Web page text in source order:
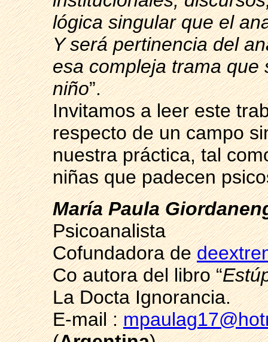
lógica singular que el
Y será pertinencia del
esa compleja trama
niño”.
Invitamos a leer este
respecto de un campo
nuestra práctica, tal
niñas que padecen
María Paula
Psicoanalista
Cofundadora de
Co autora del libro “
La Docta Ignorancia.
E-mail :